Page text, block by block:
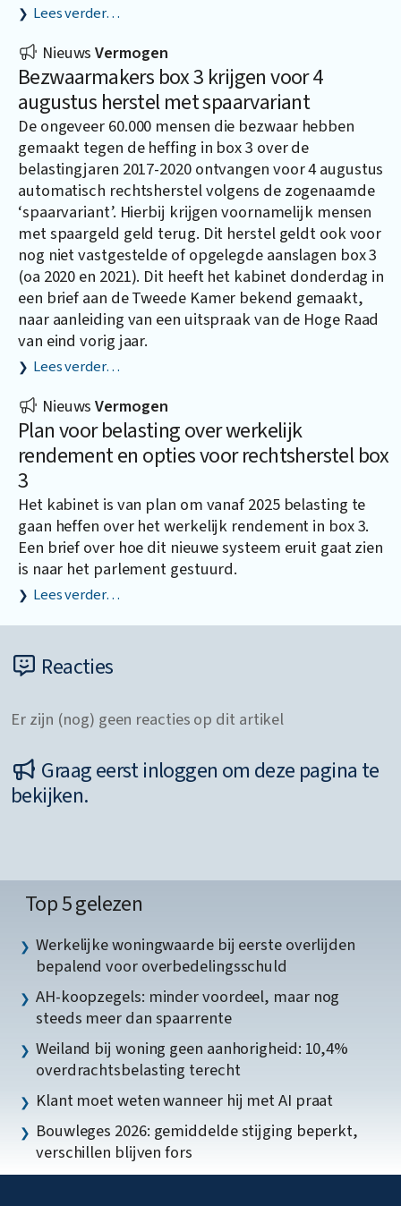
Lees verder…
NieuwsVermogen
Bezwaarmakers box 3 krijgen voor 4
augustus herstel met spaarvariant
De ongeveer 60.000 mensen die bezwaar hebben
gemaakt tegen de heffing in box 3 over de
belastingjaren 2017-2020 ontvangen voor 4 augustus
automatisch rechtsherstel volgens de zogenaamde
‘spaarvariant’. Hierbij krijgen voornamelijk mensen
met spaargeld geld terug. Dit herstel geldt ook voor
nog niet vastgestelde of opgelegde aanslagen box 3
(oa 2020 en 2021). Dit heeft het kabinet donderdag in
een brief aan de Tweede Kamer bekend gemaakt,
naar aanleiding van een uitspraak van de Hoge Raad
van eind vorig jaar.
Lees verder…
NieuwsVermogen
Plan voor belasting over werkelijk
rendement en opties voor rechtsherstel box
3
Het kabinet is van plan om vanaf 2025 belasting te
gaan heffen over het werkelijk rendement in box 3.
Een brief over hoe dit nieuwe systeem eruit gaat zien
is naar het parlement gestuurd.
Lees verder…
Reacties
Er zijn (nog) geen reacties op dit artikel
Graag eerst inloggen om deze pagina te
bekijken.
Top 5 gelezen
Werkelijke woningwaarde bij eerste overlijden
bepalend voor overbedelingsschuld
AH-koopzegels: minder voordeel, maar nog
steeds meer dan spaarrente
Weiland bij woning geen aanhorigheid: 10,4%
overdrachtsbelasting terecht
Klant moet weten wanneer hij met AI praat
Bouwleges 2026: gemiddelde stijging beperkt,
verschillen blijven fors